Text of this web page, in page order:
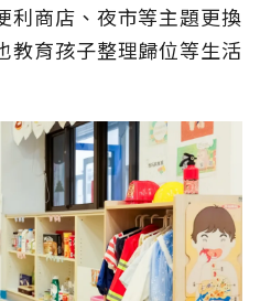
利商店、夜市等主題更換
教育孩子整理歸位等生活